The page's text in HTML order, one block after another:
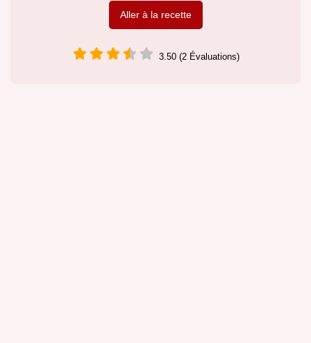
Aller à la recette
3.50 (2 Évaluations)